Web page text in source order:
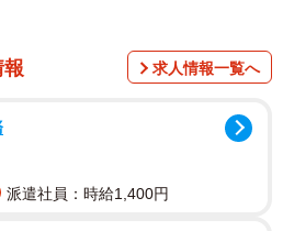
場を魅了した。その一部を紹介
報 求人情報一覧へ
派遣社員：時給1,400円